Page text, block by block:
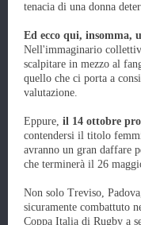
tenacia di una donna
Ed ecco qui, insomma,
Nell'immaginario
scalpitare in mezzo al
quello che ci porta a
valutazione.
Eppure, il 14 ottobre
contendersi il titolo
avranno un gran daffare
che terminerà il 26
Non solo Treviso,
sicuramente combattuto
Coppa Italia di Rugby a